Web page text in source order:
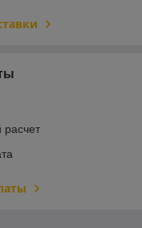
расчет